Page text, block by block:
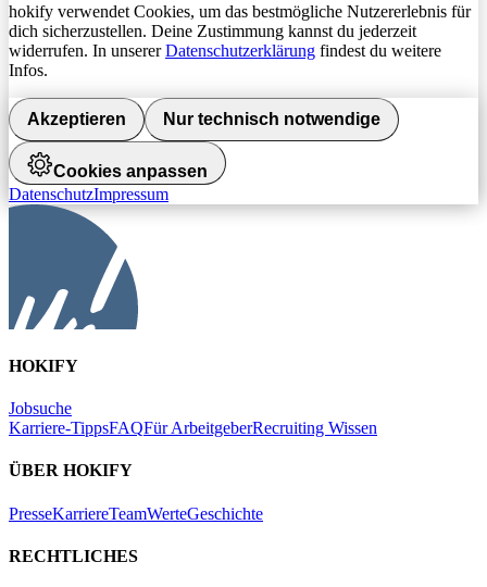
hokify verwendet Cookies, um das bestmögliche Nutzererlebnis für
dich sicherzustellen. Deine Zustimmung kannst du jederzeit
widerrufen. In unsererDatenschutzerklärung findest du weitere
Infos.
Akzeptieren Nur technisch notwendige
Cookies anpassen
DatenschutzImpressum
HOKIFY
Jobsuche
Karriere-TippsFAQFür ArbeitgeberRecruiting Wissen
ÜBER HOKIFY
PresseKarriereTeamWerteGeschichte
RECHTLICHES